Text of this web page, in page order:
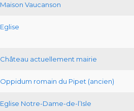
Maison Vaucanson
Eglise
Château actuellement mairie
Oppidum romain du Pipet (ancien)
Eglise Notre-Dame-de-l’Isle